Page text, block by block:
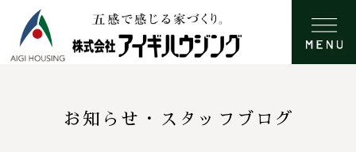
お知らせ・スタッフブログ